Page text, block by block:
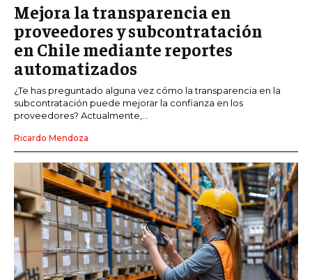
Mejora la transparencia en
proveedores y subcontratación
en Chile mediante reportes
automatizados
¿Te has preguntado alguna vez cómo la transparencia en la
subcontratación puede mejorar la confianza en los
proveedores? Actualmente,...
Ricardo Mendoza